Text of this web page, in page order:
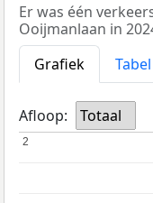
Er was één
Ooijmanlaan in
Grafiek
Tabel
Afloop: Totaal
2
2